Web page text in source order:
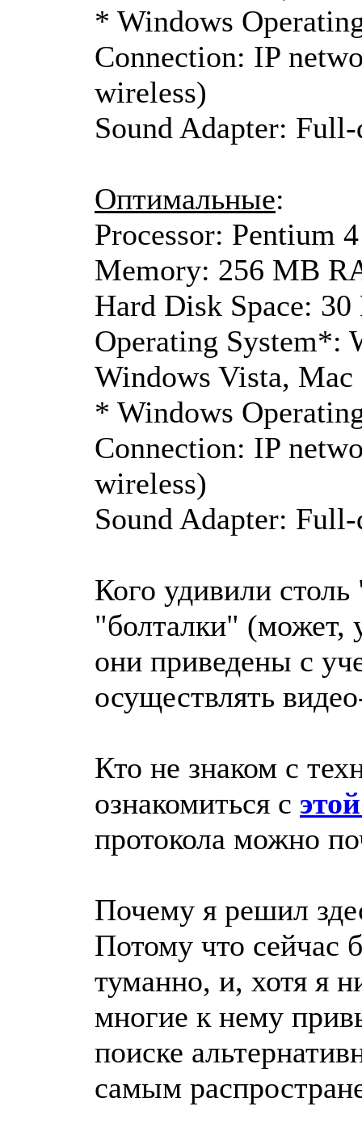
* Windows
Connection: IP
wireless)
Sound Adapter:
Оптимальные:
Processor: Pentium
Memory: 256 MB
Hard Disk Space:
Operating System*:
Windows Vista, Mac
* Windows
Connection: IP
wireless)
Sound Adapter:
Кого удивили
"болталки" (может,
они приведены с
осуществлять
Кто не знаком с
ознакомиться с
протокола можно
Почему я решил
Потому что сейчас
туманно, и, хотя я
многие к нему
поиске
самым